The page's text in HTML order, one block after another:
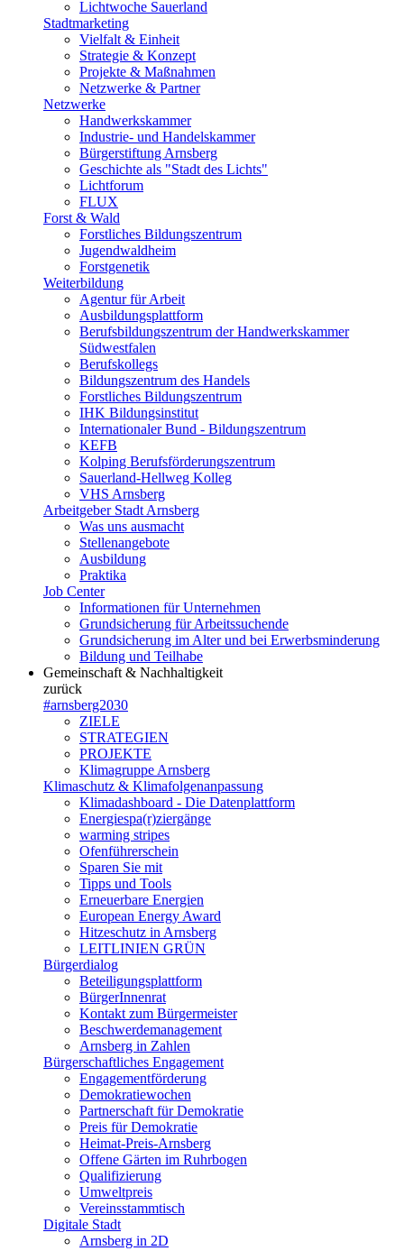
Lichtwoche Sauerland
Stadtmarketing
Vielfalt & Einheit
Strategie & Konzept
Projekte & Maßnahmen
Netzwerke & Partner
Netzwerke
Handwerkskammer
Industrie- und Handelskammer
Bürgerstiftung Arnsberg
Geschichte als "Stadt des Lichts"
Lichtforum
FLUX
Forst & Wald
Forstliches Bildungszentrum
Jugendwaldheim
Forstgenetik
Weiterbildung
Agentur für Arbeit
Ausbildungsplattform
Berufsbildungszentrum der Handwerkskammer
Südwestfalen
Berufskollegs
Bildungszentrum des Handels
Forstliches Bildungszentrum
IHK Bildungsinstitut
Internationaler Bund - Bildungszentrum
KEFB
Kolping Berufsförderungszentrum
Sauerland-Hellweg Kolleg
VHS Arnsberg
Arbeitgeber Stadt Arnsberg
Was uns ausmacht
Stellenangebote
Ausbildung
Praktika
Job Center
Informationen für Unternehmen
Grundsicherung für Arbeitssuchende
Grundsicherung im Alter und bei Erwerbsminderung
Bildung und Teilhabe
Gemeinschaft & Nachhaltigkeit
zurück
#arnsberg2030
ZIELE
STRATEGIEN
PROJEKTE
Klimagruppe Arnsberg
Klimaschutz & Klimafolgenanpassung
Klimadashboard - Die Datenplattform
Energiespa(r)ziergänge
warming stripes
Ofenführerschein
Sparen Sie mit
Tipps und Tools
Erneuerbare Energien
European Energy Award
Hitzeschutz in Arnsberg
LEITLINIEN GRÜN
Bürgerdialog
Beteiligungsplattform
BürgerInnenrat
Kontakt zum Bürgermeister
Beschwerdemanagement
Arnsberg in Zahlen
Bürgerschaftliches Engagement
Engagementförderung
Demokratiewochen
Partnerschaft für Demokratie
Preis für Demokratie
Heimat-Preis-Arnsberg
Offene Gärten im Ruhrbogen
Qualifizierung
Umweltpreis
Vereinsstammtisch
Digitale Stadt
Arnsberg in 2D